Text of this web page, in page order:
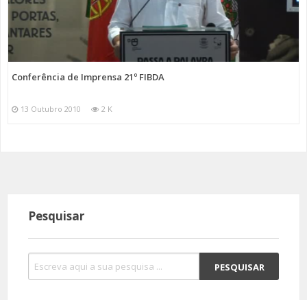
Conferência de Imprensa 21º FIBDA
13 Outubro 2010 2 K
Pesquisar